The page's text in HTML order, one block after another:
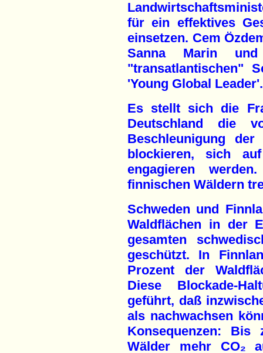
für ein effektives
einsetzen. Cem
Sanna Marin
"transatlantischen"
'Young Global Leader'.
Es stellt sich die
Deutschland die
Beschleunigung der
blockieren, sich
engagieren
finnischen Wäldern
Schweden und
Waldflächen in der
gesamten
geschützt. In
Prozent der
Diese Blockade-
geführt, daß
als nachwachsen
Konsequenzen:
Wälder mehr CO₂